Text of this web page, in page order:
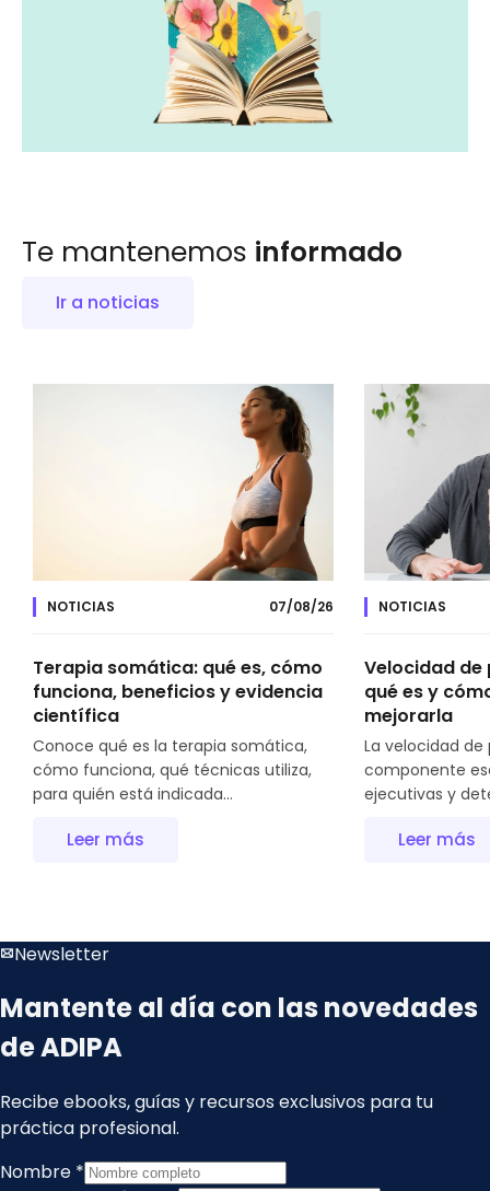
Te mantenemos informado
Ir a noticias
NOTICIAS 07/08/26
Terapia somática: qué es, cómo
funciona, beneficios y evidencia
científica
Conoce qué es la terapia somática,
cómo funciona, qué técnicas utiliza,
para quién está indicada...
Leer más
NOTICIAS
Velocidad
qué es y
mejorarla
La velocidad
componente
ejecutivas y
Leer más